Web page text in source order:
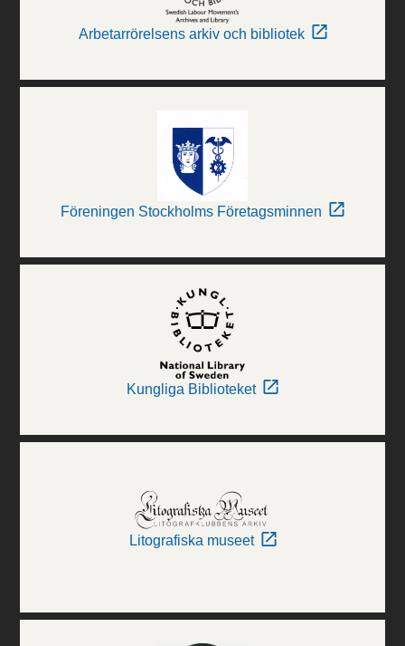
Arbetarrörelsens arkiv och bibliotek
Föreningen Stockholms Företagsminnen
Kungliga Biblioteket
Litografiska museet